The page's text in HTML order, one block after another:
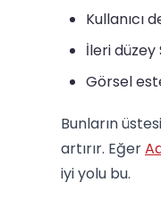
Kullanıcı
İleri düzey
Görsel
Bunların
artırır. Eğer
iyi yolu bu.